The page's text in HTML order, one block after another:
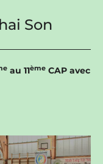
Son
au 11ème CAP avec